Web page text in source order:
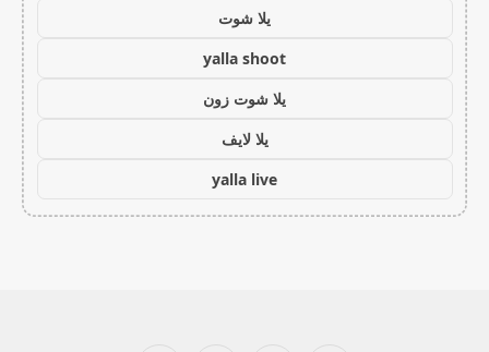
يلا شوت
yalla shoot
يلا شوت زون
يلا لايف
yalla live